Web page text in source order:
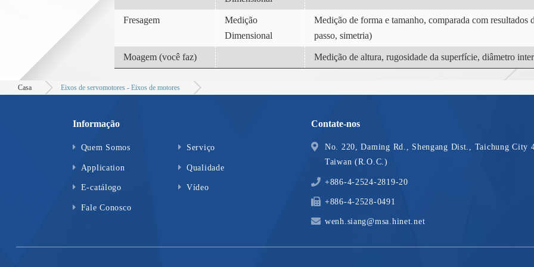
Fresagem
Medição
Dimensional
Medição de forma e tamanho, comparada com
passo, simetria)
Moagem (você faz) Medição de altura, rugosidade da superfície, diâmetro
Casa Eixos de servomotores - Eixos de motores
Informação
Quem Somos Serviço
Application Qualidade
E-catálogo Vídeo
Fale Conosco
Contate-nos
No. 220, Daming Rd., Shengang Dist., Taichung City
Taiwan (R.O.C.)
+886-4-2524-2819-20
+886-4-2528-0491
wenh.siang@msa.hinet.net